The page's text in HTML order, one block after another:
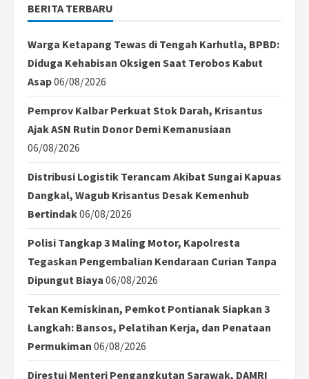
BERITA TERBARU
Warga Ketapang Tewas di Tengah Karhutla, BPBD:
Diduga Kehabisan Oksigen Saat Terobos Kabut
Asap06/08/2026
Pemprov Kalbar Perkuat Stok Darah, Krisantus
Ajak ASN Rutin Donor Demi Kemanusiaan
06/08/2026
Distribusi Logistik Terancam Akibat Sungai Kapuas
Dangkal, Wagub Krisantus Desak Kemenhub
Bertindak06/08/2026
Polisi Tangkap 3 Maling Motor, Kapolresta
Tegaskan Pengembalian Kendaraan Curian Tanpa
Dipungut Biaya 06/08/2026
Tekan Kemiskinan, Pemkot Pontianak Siapkan 3
Langkah: Bansos, Pelatihan Kerja, dan Penataan
Permukiman 06/08/2026
Direstui Menteri Pengangkutan Sarawak, DAMRI